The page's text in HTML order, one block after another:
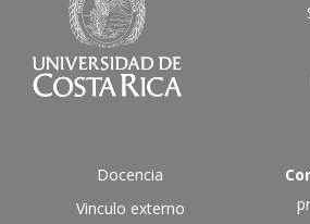
Docencia
Vinculo externo